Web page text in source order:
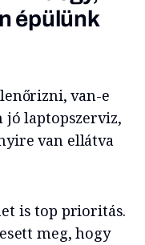
épülünk
van-e
jó laptopszerviz,
van ellátva
is top prioritás.
meg, hogy